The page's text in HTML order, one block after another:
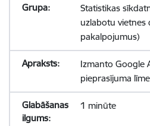
Statistikas
uzlabotu vietnes
pakalpojumus)
Izmanto Google
pieprasījuma
1 minūte